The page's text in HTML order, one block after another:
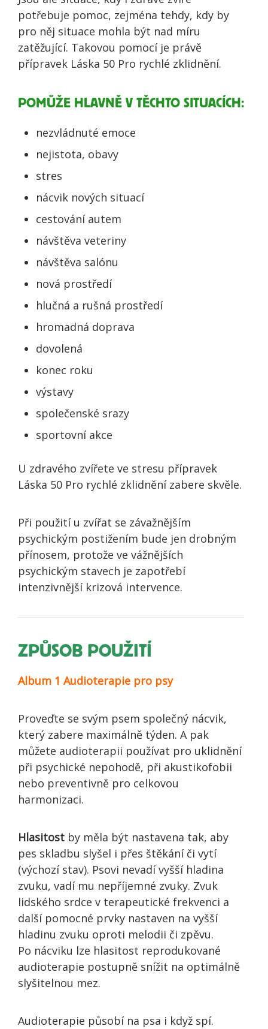
potřebuje pomoc, zejména tehdy, kdy by
pro něj situace mohla být nad míru
zatěžující. Takovou pomocí je právě
přípravek Láska 50 Pro rychlé zklidnění.
POMŮŽE HLAVNĚ V TĚCHTO SITUACÍCH:
nezvládnuté emoce
nejistota, obavy
stres
nácvik nových situací
cestování autem
návštěva veteriny
návštěva salónu
nová prostředí
hlučná a rušná prostředí
hromadná doprava
dovolená
konec roku
výstavy
společenské srazy
sportovní akce
U zdravého zvířete ve stresu přípravek
Láska 50 Pro rychlé zklidnění zabere skvěle.
Při použití u zvířat se závažnějším
psychickým postižením bude jen drobným
přínosem, protože ve vážnějších
psychickým stavech je zapotřebí
intenzivnější krizová intervence.
ZPŮSOB POUŽITÍ
Album 1 Audioterapie pro psy
Proveďte se svým psem společný nácvik,
který zabere maximálně týden. A pak
můžete audioterapii používat pro uklidnění
při psychické nepohodě, při akustikofobii
nebo preventivně pro celkovou
harmonizaci.
Hlasitost by měla být nastavena tak, aby
pes skladbu slyšel i přes štěkání či vytí
(výchozí stav). Psovi nevadí vyšší hladina
zvuku, vadí mu nepříjemné zvuky. Zvuk
lidského srdce v terapeutické frekvenci a
další pomocné prvky nastaven na vyšší
hladinu zvuku oproti melodii či zpěvu.
Po nácviku lze hlasitost reprodukované
audioterapie postupně snížit na optimálně
slyšitelnou mez.
Audioterapie působí na psa i když spí.